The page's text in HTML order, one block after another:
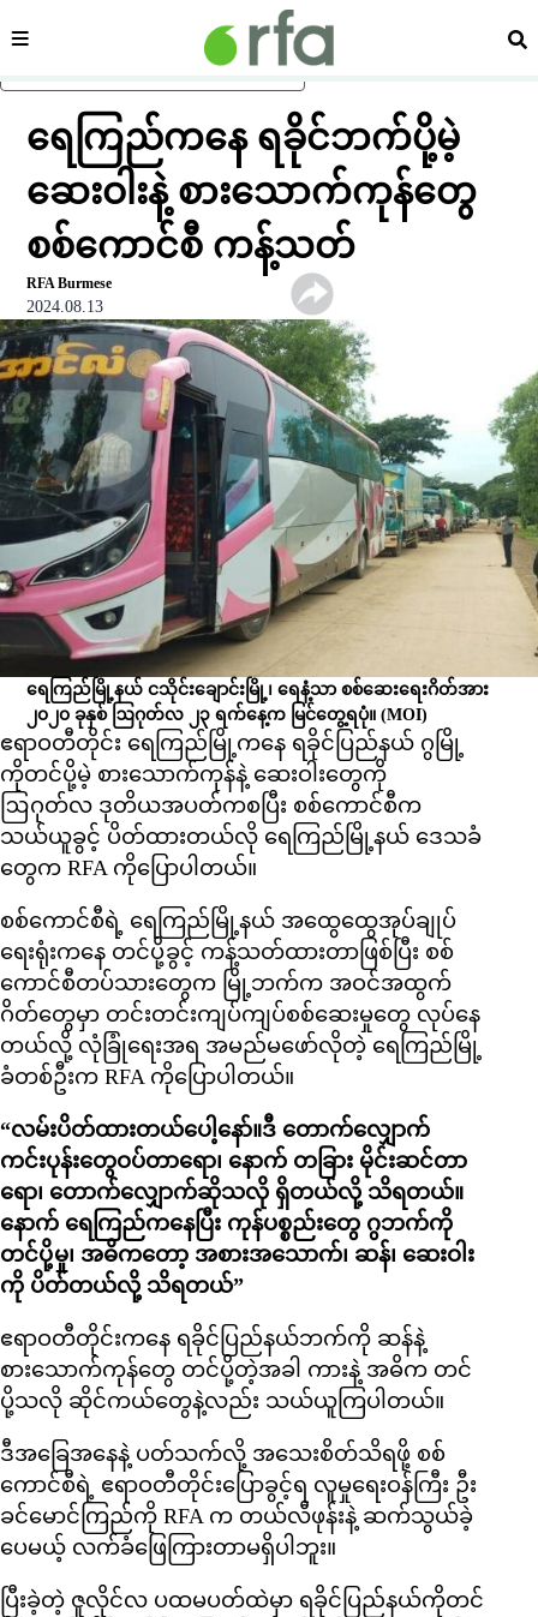
ပင်မအကြောင်းအရာသို့ ကျော်ရန်
ကဏ္ဍ ရှာ
ရေကြည်ကနေ ရခိုင်ဘက်ပို့မဲ့
ဆေးဝါးနဲ့ စားသောက်ကုန်တွေ
စစ်ကောင်စီ ကန့်သတ်
RFA Burmese
2024.08.13
ရေကြည်မြို့နယ် ငသိုင်းချောင်းမြို့၊ ရေနံ့သာ စစ်ဆေးရေးဂိတ်အား
၂၀၂၀ ခုနှစ် ဩဂုတ်လ ၂၃ ရက်နေ့က မြင်တွေ့ရပုံ။(MOI)
ဧရာဝတီတိုင်း ရေကြည်မြို့ကနေ ရခိုင်ပြည်နယ် ဂွမြို့
ကိုတင်ပို့မဲ့ စားသောက်ကုန်နဲ့ ဆေးဝါးတွေကို
ဩဂုတ်လ ဒုတိယအပတ်ကစပြီး စစ်ကောင်စီက
သယ်ယူခွင့် ပိတ်ထားတယ်လို ရေကြည်မြို့နယ် ဒေသခံ
တွေက RFA ကိုပြောပါတယ်။
စစ်ကောင်စီရဲ့ ရေကြည်မြို့နယ် အထွေထွေအုပ်ချုပ်
ရေးရုံးကနေ တင်ပို့ခွင့် ကန့်သတ်ထားတာဖြစ်ပြီး စစ်
ကောင်စီတပ်သားတွေက မြို့ဘက်က အဝင်အထွက်
ဂိတ်တွေမှာ တင်းတင်းကျပ်ကျပ်စစ်ဆေးမှုတွေ လုပ်နေ
တယ်လို့ လုံခြုံရေးအရ အမည်မဖော်လိုတဲ့ ရေကြည်မြို့
ခံတစ်ဦးက RFA ကိုပြောပါတယ်။
“လမ်းပိတ်ထားတယ်ပေါ့နော်။ဒီ တောက်လျှောက်
ကင်းပုန်းတွေဝပ်တာရော၊ နောက် တခြား မိုင်းဆင်တာ
ရော၊ တောက်လျှောက်ဆိုသလို ရှိတယ်လို့ သိရတယ်။
နောက် ရေကြည်ကနေပြီး ကုန်ပစ္စည်းတွေ ဂွဘက်ကို
တင်ပို့မှု၊ အဓိကတော့ အစားအသောက်၊ ဆန်၊ ဆေးဝါး
ကို ပိတ်တယ်လို့ သိရတယ်”
ဧရာဝတီတိုင်းကနေ ရခိုင်ပြည်နယ်ဘက်ကို ဆန်နဲ့
စားသောက်ကုန်တွေ တင်ပို့တဲ့အခါ ကားနဲ့ အဓိက တင်
ပို့သလို ဆိုင်ကယ်တွေနဲ့လည်း သယ်ယူကြပါတယ်။
ဒီအခြေအနေနဲ့ ပတ်သက်လို့ အသေးစိတ်သိရဖို့ စစ်
ကောင်စီရဲ့ ဧရာဝတီတိုင်းပြောခွင့်ရ လူမှုရေးဝန်ကြီး ဦး
ခင်မောင်ကြည်ကို RFA က တယ်လီဖုန်းနဲ့ ဆက်သွယ်ခဲ့
ပေမယ့် လက်ခံဖြေကြားတာမရှိပါဘူး။
ပြီးခဲ့တဲ့ ဇူလိုင်လ ပထမပတ်ထဲမှာ ရခိုင်ပြည်နယ်ကိုတင်